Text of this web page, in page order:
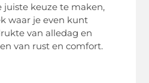
juiste keuze te maken,
waar je even kunt
van alledag en
van rust en comfort.